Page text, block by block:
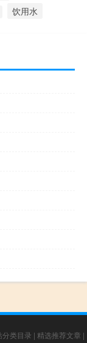
饮用水
分类目录 | 精选推荐文章 |